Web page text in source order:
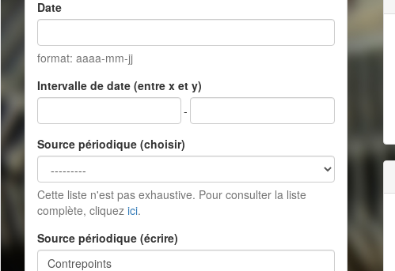
Date
format: aaaa-mm-jj
Intervalle de date (entre x et y)
-
Source périodique (choisir)
Cette liste n'est pas exhaustive. Pour consulter la liste
complète, cliquez ici.
Source périodique (écrire)